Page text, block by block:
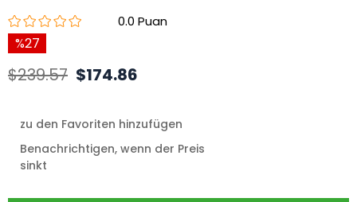
0.0
27
$239.57 $174.86
zu den Favoriten hinzufügen
Benachrichtigen, wenn der Preis
sinkt